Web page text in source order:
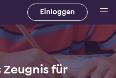
Einloggen
für